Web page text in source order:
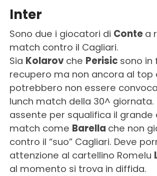
Inter
Sono due i giocatori di Conte a
match contro il Cagliari.
Sia Kolarov che Perisic sono in
recupero ma non ancora al top
potrebbero non essere
lunch match della 30^ giornata.
assente per squalifica il grande
match come Barella che non
contro il “suo” Cagliari. Deve
attenzione al cartellino Romelu
al momento si trova in diffida.